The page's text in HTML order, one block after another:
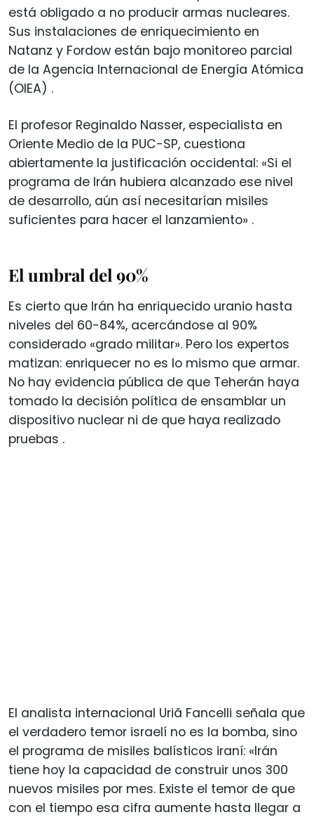
está obligado a no producir armas nucleares.
Sus instalaciones de enriquecimiento en
Natanz y Fordow están bajo monitoreo parcial
de la Agencia Internacional de Energía Atómica
(OIEA) .
El profesor Reginaldo Nasser, especialista en
Oriente Medio de la PUC-SP, cuestiona
abiertamente la justificación occidental: «Si el
programa de Irán hubiera alcanzado ese nivel
de desarrollo, aún así necesitarían misiles
suficientes para hacer el lanzamiento» .
El umbral del 90%
Es cierto que Irán ha enriquecido uranio hasta
niveles del 60-84%, acercándose al 90%
considerado «grado militar». Pero los expertos
matizan: enriquecer no es lo mismo que armar.
No hay evidencia pública de que Teherán haya
tomado la decisión política de ensamblar un
dispositivo nuclear ni de que haya realizado
pruebas .
El analista internacional Uriã Fancelli señala que
el verdadero temor israelí no es la bomba, sino
el programa de misiles balísticos iraní: «Irán
tiene hoy la capacidad de construir unos 300
nuevos misiles por mes. Existe el temor de que
con el tiempo esa cifra aumente hasta llegar a